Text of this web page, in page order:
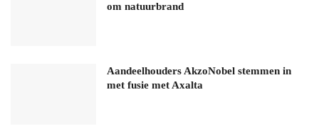
om natuurbrand
Aandeelhouders AkzoNobel stemmen in
met fusie met Axalta